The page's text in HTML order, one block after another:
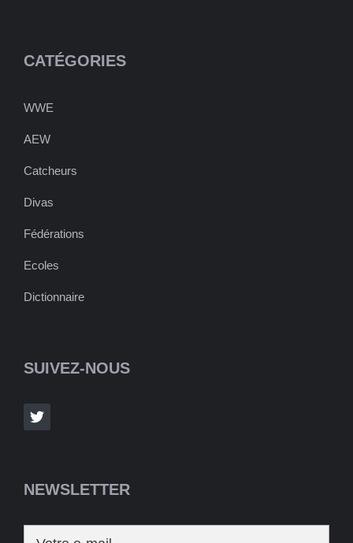
CATÉGORIES
WWE
AEW
Catcheurs
Divas
Fédérations
Ecoles
Dictionnaire
SUIVEZ-NOUS
NEWSLETTER